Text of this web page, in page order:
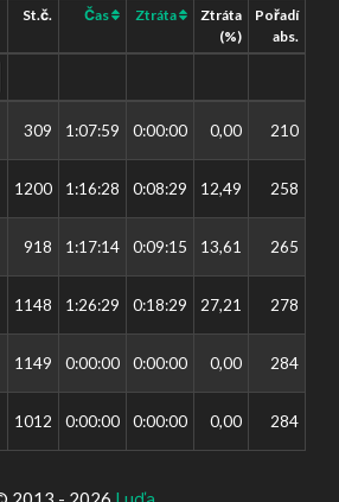
St.č. Čas Ztráta
Ztráta
(%)
Pořadí
abs.
309 1:07:59 0:00:00 0,00 210
1200 1:16:28 0:08:29 12,49 258
918 1:17:14 0:09:15 13,61 265
1148 1:26:29 0:18:29 27,21 278
1149 0:00:00 0:00:00 0,00 284
1012 0:00:00 0:00:00 0,00 284